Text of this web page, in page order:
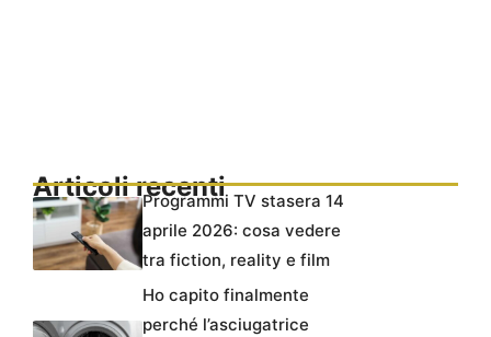
Articoli recentiProgrammi TV stasera 14
aprile 2026: cosa vedere
tra fiction, reality e film
Ho capito finalmente
perché l’asciugatrice